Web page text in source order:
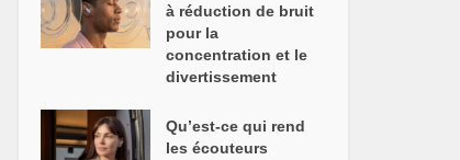
à réduction de bruit
pour la
concentration et le
divertissement
Qu’est-ce qui rend
les écouteurs